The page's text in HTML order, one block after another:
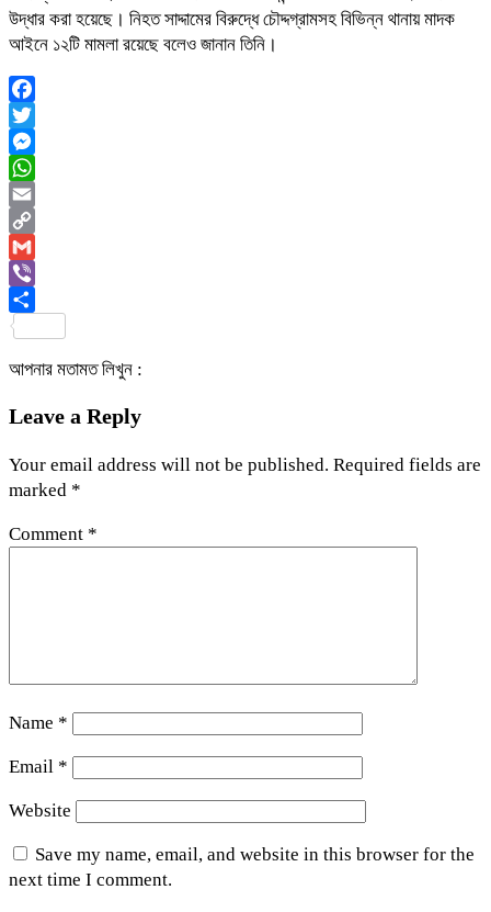
উদ্ধার করা হয়েছে। নিহত সাদ্দামের বিরুদ্ধে চৌদ্দগ্রামসহ বিভিন্ন থানায় মাদক
আইনে ১২টি মামলা রয়েছে বলেও জানান তিনি।
Facebook
Twitter
Messenger
WhatsApp
Email
Copy
Link
Gmail
Viber
আপনার মতামত লিখুন :
Leave a Reply
Your email address will not be published. Required fields are
marked *
Comment *
Name *
Email *
Website
Save my name, email, and website in this browser for the
next time I comment.